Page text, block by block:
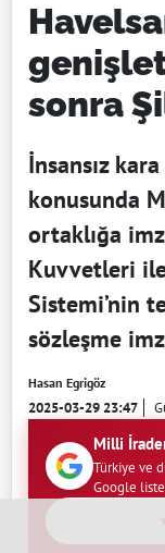
sonra
İnsansız
konusunda
ortaklığa
Kuvvetleri ile
Sistemi’nin
sözleşme
Hasan Egrigöz
2025-03-29 23:47
Milli
Türkiye ve
Google